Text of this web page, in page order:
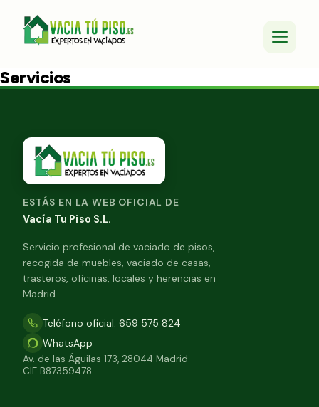
Servicios
ESTÁS EN LA WEB OFICIAL DE
Vacía Tu Piso S.L.
Servicio profesional de vaciado de pisos,
recogida de muebles, vaciado de casas,
trasteros, oficinas, locales y herencias en
Madrid.
Teléfono oficial: 659 575 824
WhatsApp
Av. de las Águilas 173, 28044 Madrid
CIF B87359478